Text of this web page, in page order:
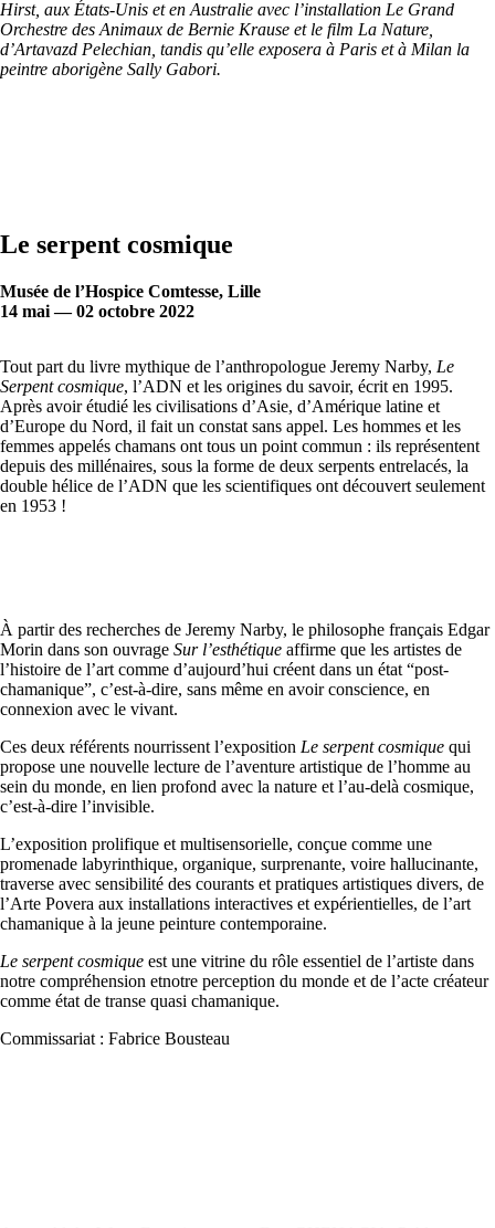
Hirst, aux États-Unis et en Australie avec l’installation Le Grand
Orchestre des Animaux de Bernie Krause et le film La Nature,
d’Artavazd Pelechian, tandis qu’elle exposera à Paris et à Milan la
peintre aborigène Sally Gabori.
Le serpent cosmique
Musée de l’Hospice Comtesse, Lille
14 mai — 02 octobre 2022
Tout part du livre mythique de l’anthropologue Jeremy Narby, Le
Serpent cosmique, l’ADN et les origines du savoir, écrit en 1995.
Après avoir étudié les civilisations d’Asie, d’Amérique latine et
d’Europe du Nord, il fait un constat sans appel. Les hommes et les
femmes appelés chamans ont tous un point commun : ils représentent
depuis des millénaires, sous la forme de deux serpents entrelacés, la
double hélice de l’ADN que les scientifiques ont découvert seulement
en 1953 !
À partir des recherches de Jeremy Narby, le philosophe français Edgar
Morin dans son ouvrage Sur l’esthétique affirme que les artistes de
l’histoire de l’art comme d’aujourd’hui créent dans un état “post-
chamanique”, c’est-à-dire, sans même en avoir conscience, en
connexion avec le vivant.
Ces deux référents nourrissent l’exposition Le serpent cosmique qui
propose une nouvelle lecture de l’aventure artistique de l’homme au
sein du monde, en lien profond avec la nature et l’au-delà cosmique,
c’est‑à‑dire l’invisible.
L’exposition prolifique et multisensorielle, conçue comme une
promenade labyrinthique, organique, surprenante, voire hallucinante,
traverse avec sensibilité des courants et pratiques artistiques divers, de
l’Arte Povera aux installations interactives et expérientielles, de l’art
chamanique à la jeune peinture contemporaine.
Le serpent cosmique est une vitrine du rôle essentiel de l’artiste dans
notre compréhension etnotre perception du monde et de l’acte créateur
comme état de transe quasi chamanique.
Commissariat : Fabrice Bousteau